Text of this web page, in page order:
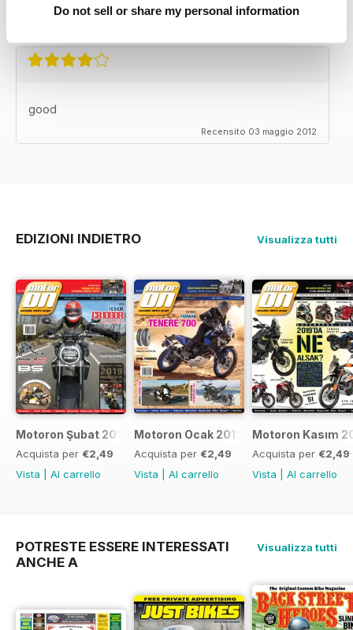
Do not sell or share my personal information
Recensito 24 novembre 2012
good
Recensito 03 maggio 2012
EDIZIONI INDIETRO Visualizza tutti
Motoron Şubat 2019
Acquista per €2,49
Vista
Al carrello
Motoron Ocak 2019
Acquista per €2,49
Vista
Al carrello
Motoron Kasım
Acquista per €2,49
Vista
Al carrello
POTRESTE ESSERE INTERESSATI
ANCHE A
Visualizza tutti